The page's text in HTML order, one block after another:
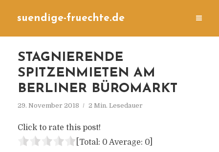
suendige-fruechte.de
STAGNIERENDE
SPITZENMIETEN AM
BERLINER BÜROMARKT
29. November 2018 2 Min. Lesedauer
Click to rate this post!
[Total: 0 Average: 0]